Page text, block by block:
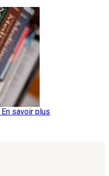
En savoir plus